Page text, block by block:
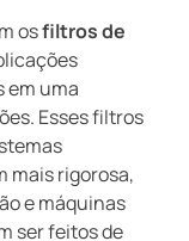
osfiltros de
em uma
Esses filtros
mais rigorosa,
e máquinas
ser feitos de